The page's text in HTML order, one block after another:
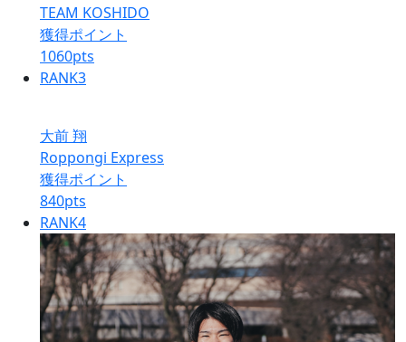
TEAM KOSHIDO
獲得ポイント
1060pts
RANK3
大前 翔
Roppongi Express
獲得ポイント
840pts
RANK4